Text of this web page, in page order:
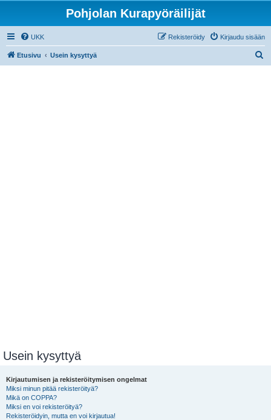
Pohjolan Kurapyöräilijät
UKK Kirjaudu sisään
Rekisteröidy
Etusivu Usein kysyttyä
Usein kysyttyä
Kirjautumisen ja rekisteröitymisen ongelmat
Miksi minun pitää rekisteröityä?
Mikä on COPPA?
Miksi en voi rekisteröityä?
Rekisteröidyin, mutta en voi kirjautua!